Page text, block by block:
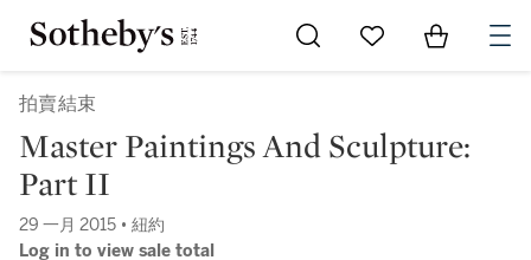
Go to My Favorites
Items in
拍賣結束
Master Paintings And Sculpture:
Part II
29 一月 2015 • 紐約
Log in to view sale total